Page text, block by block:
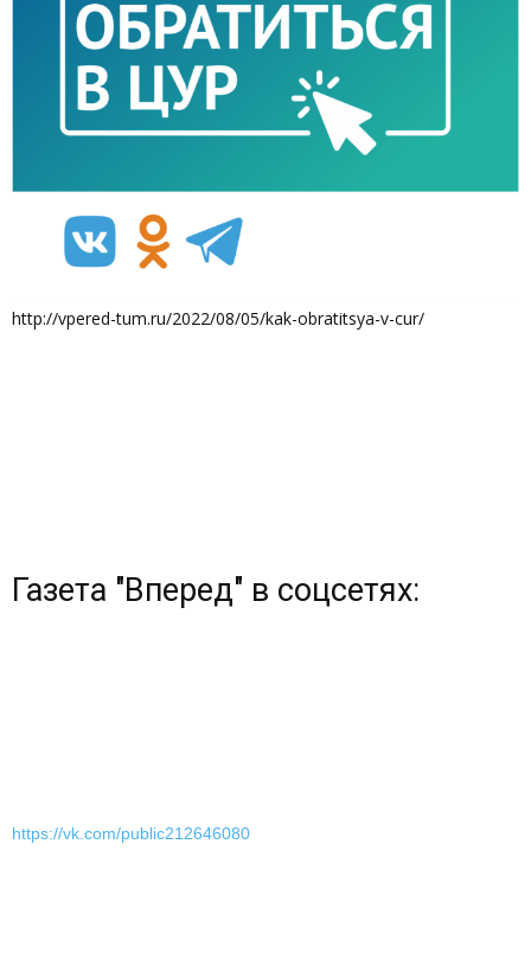
http://vpered-tum.ru/2022/08/05/kak-obratitsya-v-cur/
Газета "Вперед" в соцсетях:
https://vk.com/public212646080